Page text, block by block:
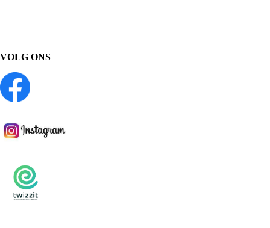
VOLG ONS